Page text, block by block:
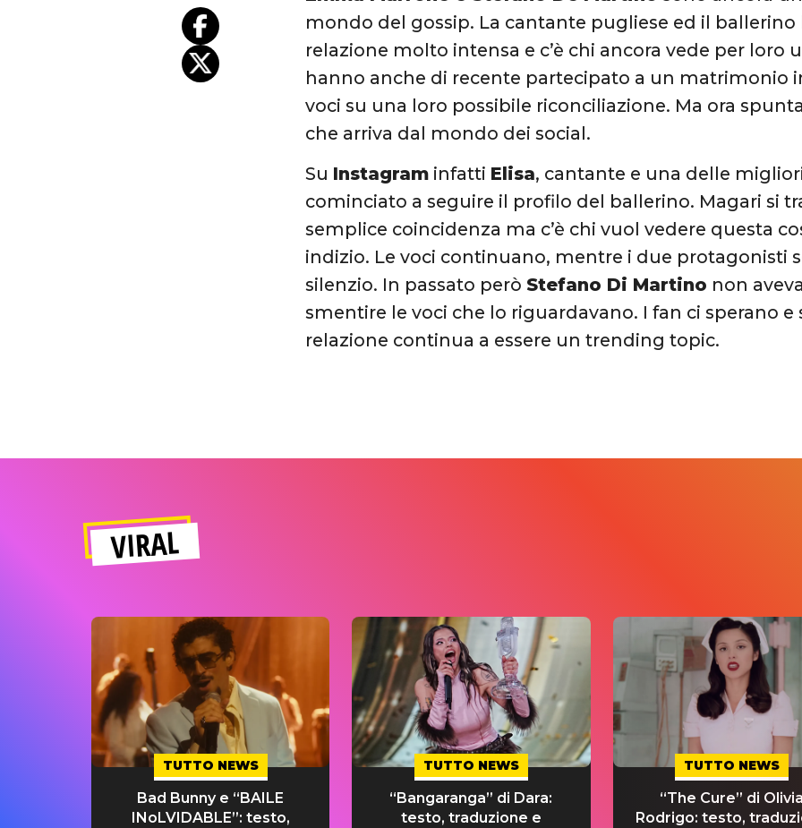
mondo del gossip. La cantante pugliese ed il
relazione molto intensa e c’è chi ancora vede per loro
hanno anche di recente partecipato a un matrimonio
voci su una loro possibile riconciliazione. Ma ora
che arriva dal mondo dei social.
Su Instagram infatti Elisa, cantante e una delle
cominciato a seguire il profilo del ballerino. Magari si
semplice coincidenza ma c’è chi vuol vedere questa
indizio. Le voci continuano, mentre i due protagonisti
silenzio. In passato però Stefano Di Martino non
smentire le voci che lo riguardavano. I fan ci sperano e
relazione continua a essere un trending topic.
VIRAL
TUTTO NEWS
Bad Bunny e “BAILE
INoLVIDABLE”: testo,
TUTTO NEWS
“Bangaranga” di Dara:
testo, traduzione e
TUTTO NEWS
“The Cure” di Olivia
Rodrigo: testo,